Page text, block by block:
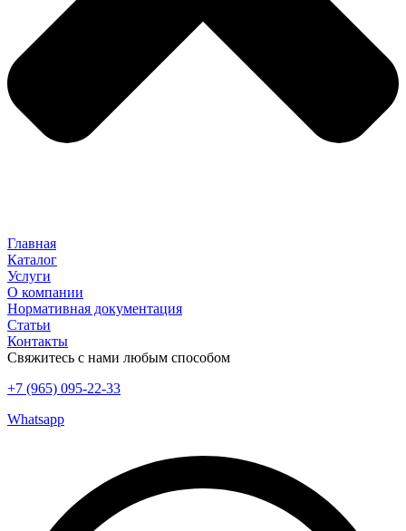
Главная
Каталог
Услуги
О компании
Нормативная документация
Статьи
Контакты
Свяжитесь с нами любым способом
+7 (965) 095-22-33
Whatsapp